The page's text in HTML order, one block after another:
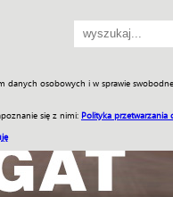
danych osobowych i w sprawie
się z nimi: Polityka przetwarzania
Jednodniówki